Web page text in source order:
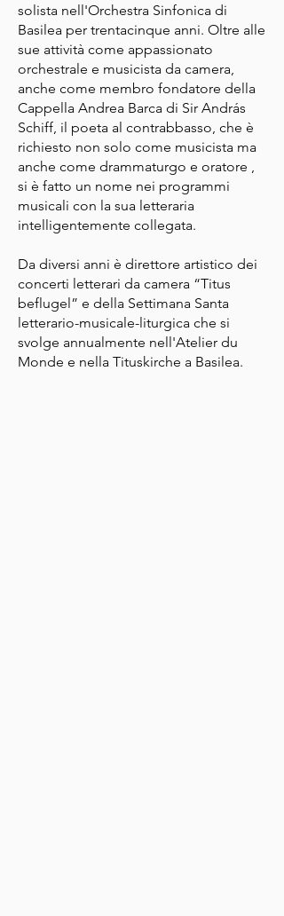
solista nell'Orchestra Sinfonica di
Basilea per trentacinque anni. Oltre alle
sue attività come appassionato
orchestrale e musicista da camera,
anche come membro fondatore della
Cappella Andrea Barca di Sir András
Schiff, il poeta al contrabbasso, che è
richiesto non solo come musicista ma
anche come drammaturgo e oratore ,
si è fatto un nome nei programmi
musicali con la sua letteraria
intelligentemente collegata.
Da diversi anni è direttore artistico dei
concerti letterari da camera “Titus
beflugel” e della Settimana Santa
letterario-musicale-liturgica che si
svolge annualmente nell'Atelier du
Monde e nella Tituskirche a Basilea.